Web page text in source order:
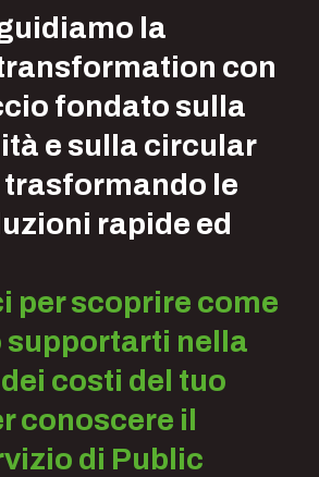
la
con
fondato sulla
e sulla circular
trasformando le
rapide ed
per scoprire come
supportarti nella
costi del tuo
conoscere il
di Public